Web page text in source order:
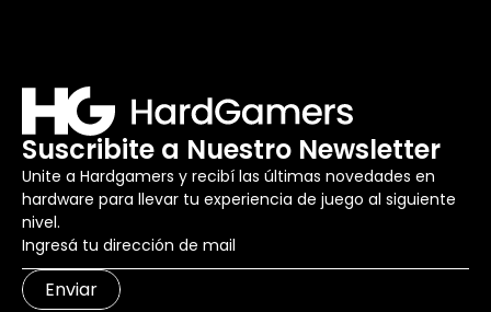
Suscribite a Nuestro Newsletter
Unite a Hardgamers y recibí las últimas novedades en
hardware para llevar tu experiencia de juego al siguiente
nivel.
Enviar